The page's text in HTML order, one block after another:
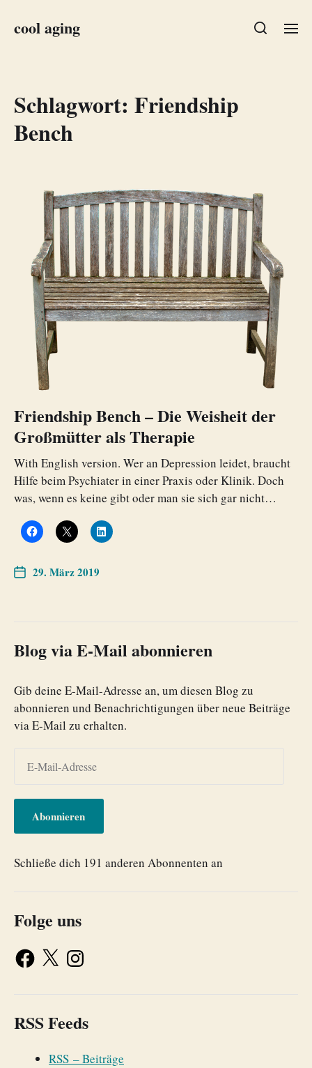
cool aging
Schlagwort: Friendship
Bench
Friendship Bench – Die Weisheit der
Großmütter als Therapie
With English version. Wer an Depression leidet, braucht
Hilfe beim Psychiater in einer Praxis oder Klinik. Doch
was, wenn es keine gibt oder man sie sich gar nicht…
29. März 2019
Blog via E-Mail abonnieren
Gib deine E-Mail-Adresse an, um diesen Blog zu
abonnieren und Benachrichtigungen über neue Beiträge
via E-Mail zu erhalten.
Abonnieren
Schließe dich 191 anderen Abonnenten an
Folge uns
RSS Feeds
RSS – Beiträge